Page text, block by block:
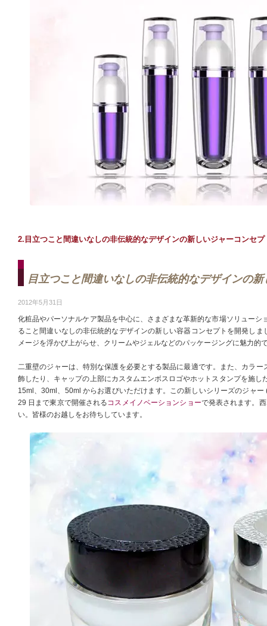
2.目立つこと間違いなしの非伝統的なデザインの新しいジャーコンセプ
目立つこと間違いなしの非伝統的なデザインの
2012年5月31日
化粧品やパーソナルケア製品を中心に、さまざまな革新的な市場ソリュー
ること間違いなしの非伝統的なデザインの新しい容器コンセプトを開発し
メージを浮かび上がらせ、クリームやジェルなどのパッケージングに魅力的
二重壁のジャーは、特別な保護を必要とする製品に最適です。また、カラ
飾したり、キャップの上部にカスタムエンボスロゴやホットスタンプを施
15ml、30ml、50ml からお選びいただけます。この新しいシリーズのジャ
29 日まで東京で開催されるコスメイノベーションショーで発表されます。
い。皆様のお越しをお待ちしています。